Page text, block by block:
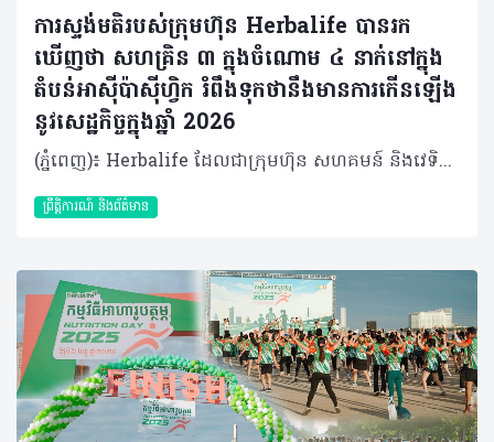
ការស្ទង់មតិរបស់ក្រុមហ៊ុន Herbalife បានរក
ឃើញថា សហគ្រិន ៣ ក្នុងចំណោម ៤ នាក់នៅក្នុង
តំបន់អាស៊ីប៉ាស៊ីហ្វិក រំពឹងទុកថានឹងមានការកើនឡើង
នូវសេដ្ឋកិច្ចក្នុងឆ្នាំ 2026
(ភ្នំពេញ)៖ Herbalife ដែលជាក្រុមហ៊ុន សហគមន៍ និងវេទិកាភ្ជាប់ទំនាក់ទំនង លំដាប់ថ្នាក់ពិភពលោក ផ្នែកសុខភាព និងសុខុមាលភាព បានចេញផ្សាយលទ្ធផលពីការស្ទង់មតិស្តីពីការផ្តល់អំណាចផ្នែកសុខភាព និងសេដ្ឋកិច្ចនៅក្នុងតំបន់អាស៊ីប៉ាស៊ីហ្វិក (APAC) ឆ្នាំ២០២៥ (Asia Pacific Health and Economic Empowerment Survey 2025)។ លទ្ធផលបានបង្ហាញពីសុទិដ្ឋិនិយមផ្នែកសេដ្ឋកិច្ចយ៉ាងខ្លាំងក្នុងចំណោមសហគ្រិន ដោយក្នុងនោះសហគ្រិន ៣ នាក់ក្នុងចំណោម ៤ នាក់ (៧៤%) រំពឹងថាសុខុមាលភាពសេដ្ឋកិច្ចរបស់ពួកគេនឹងប្រសើរឡើងក្នុងរយៈពេល ១២ ខែខាងមុខនេះ បើប្រៀបធៀបទៅនឹងអ្នកដែលមិនមែនជាសហគ្រិនដែលមានត្រឹមតែពាក់កណ្តាល (៤៨%) ប៉ុណ្ណោះ ដែលមានទស្សនៈដូចគ្នានេះ។ ការស្ទង់មតិនេះក៏បានបង្ហាញឱ្យឃើញពីកម្រិតនៃ 'ភាពម្ចាស់ការលើខ្លួនឯង' ទាំងផ្នែកសេដ្ឋកិច្ច និងសុខភាព ក្នុងចំណោមសហគ្រិន ដែលមានអត្រាខ្ពស់ជាងគួរឱ្យកត់សម្គាល់ បើធៀបនឹងអ្នកដែលមិនមែនជាសហគ្រិននៅក្នុងតំបន់។ 'ភាពម្ចាស់ការ' ត្រូវបានកំណត់ថាជាសមត្ថភាពក្នុងការធ្វើការសម្រេចចិត្តដោយផ្អែកលើព័ត៌មានច្បាស់លាស់ ដើម្បីពង្រឹងសុខុមាលភាពរាងកាយ ផ្លូវចិត្ត និងអារម្មណ៍ (ដែលសំដៅទៅលើ ភាពម្ចាស់ការផ្នែកសុខភាព) និងការកែលម្អស្ថានភាពហិរញ្ញវត្ថុរបស់បុគ្គលម្នាក់ៗ (ដែលសំដៅទៅលើ ភាពម្ចាស់ការផ្នែកសេដ្ឋកិច្ច) ដែលកម្រិតទាំងនេះមានខ្ពស់ជាង ១៧ ភាគរយ ក្នុងចំណោមសហគ្រិនដែលបានចូលរួមក្នុងការស្ទង់មតិ។ នេះបញ្ជាក់ឱ្យឃើញថាសហគ្រិនទាំងនោះមានការគ្រប់គ្រងសុខភាព និងសុខុមាលភាពសេដ្ឋកិច្ចរបស់ពួកគេបានល្អ។ លោក Thomas Harms នាយកគ្រប់គ្រងប្រចាំតំបន់អាស៊ីប៉ាស៊ីហ្វិកនៃក្រុមហ៊ុន Herbalife បានមានប្រសាសន៍ថា “ផ្ទុយទៅនឹងជំនឿដ៏ពេញនិយមដែលថាសហគ្រិនភាពគឺពោរពេញទៅដោយស្ត្រេស បើយោងទៅតាមការស្ទង់មតិនេះបង្ហាញថាសហគ្រិន មានភាពសុទិដ្ឋិនិយមផ្នែកសេដ្ឋកិច្ច មានទំនុកចិត្ត និងមានម្ចាស់ការទៅលើហិរញ្ញវត្ថុច្បាស់លាស់។ នៅក្នុងស្ថានភាពសេដ្ឋកិច្ចបច្ចុប្បន្ន មនុស្សជាច្រើនកំពុងស្វែងរកមធ្យោបាយបង្កើតប្រភពចំណូលបន្ថែម។ ក្រុមហ៊ុន Herbalife ប្តេជ្ញាគាំទ្រពួកគេដោយជួយពង្រឹងសុខភាព និងសុខុមាលភាពរបស់ពួកគេ ព្រមទាំងផ្តល់ឱកាសសម្រាប់អ្នកដែលចង់បង្កើតអាជីវកម្មសម្រាប់ខ្លួនឯង ក្នុងនាមជាអ្នកចែកចាយឯករាជ្យ”។ ការស្ទង់មតិនេះត្រូវបានធ្វើឡើងក្នុងខែតុលា ដោយមានអ្នកចូលរួម ៨,៥០៥ នាក់ (ក្នុងនោះមានសហគ្រិន ២,២៤៥ នាក់) មកពី ១១ ប្រទេសក្នុងតំបន់រួមមាន៖ អូស្ត្រាលី ហុងកុង ឥណ្ឌូនេស៊ី ជប៉ុន កូរ៉េ ម៉ាឡេស៊ី ហ្វីលីពីន សិង្ហបុរី តៃវ៉ាន់ ថៃ និងវៀតណាម។ សហគ្រិនបង្ហាញទំនុកចិត្តខ្ពស់លើសុខុមាលភាពសេដ្ឋកិច្ចរបស់ខ្លួន នៅទូទាំងតំបន់ សហគ្រិនមានទំនោរមើលឃើញស្ថានភាពសេដ្ឋកិច្ចរបស់ពួកគេក្នុងផ្លូវវិជ្ជមាន។ ក្នុងនោះមានសហគ្រិន ៤៣% បានវាយតម្លៃស្ថានភាពសេដ្ឋកិច្ចបច្ចុប្បន្នរបស់ពួកគេថាស្ថិតក្នុងកម្រិត "ល្អ" ខណៈដែលអ្នកមិនមែនជាសហគ្រិនមានត្រឹមតែ ២៥% ប៉ុណ្ណោះដែលយល់ឃើញបែបនេះ។ ចំពោះការរំពឹងទុកទៅថ្ងៃមុខវិញ សហគ្រិនរហូតដល់ ៧៤% រំពឹងថាស្ថានភាពសេដ្ឋកិច្ចរបស់ពួកគេនឹងប្រសើរឡើងក្នុងរយៈពេល ១២ ខែខាងមុខ ក្នុងពេលដែលអ្នកមិនមែនជាសហគ្រិនមានចំនួនមិនដល់ពាក់កណ្តាល (៤៨%) ផង ដែលមានទំនុកចិត្តក្នុងកម្រិតដូចគ្នានេះ។ បុគ្គលដែលជាសហគ្រិនក៏បានបង្ហាញសុទិដ្ឋិនិយមផងដែរ ក្នុងការសម្រេចឱ្យបាននូវគោលដៅរបស់ពួកគេ៖ គោលដៅរយៈពេលខ្លី (១២ ខែ)៖ ពាក់កណ្តាលនៃសហគ្រិន (៥០%) មានទំនុកចិត្តថានឹងសម្រេចបានគោលដៅសេដ្ឋកិច្ចរបស់ខ្លួន ដែលចំនួននេះខ្ពស់ជាងអ្នកមិនមែនជាសហគ្រិនរហូតដល់ ២៣ ភាគរយ។ គោលដៅរយៈពេលវែង (៥ ឆ្នាំ)៖ ៥១% នៃសហគ្រិនមានទំនុកចិត្តថានឹងសម្រេចបានគោលដៅក្នុងរយៈពេល ៥ ឆ្នាំខាងមុខ ដែលខ្ពស់ជាងអ្នកដែលមិនមែនជាសហគ្រិនចំនួន ២១ ភាគរយ។ ភាពម្ចាស់ការលើខ្លួនឯង ទាំងផ្នែកសេដ្ឋកិច្ច និងសុខភាពក្នុងចំណោមសហគ្រិនក្នុងតំបន់អាស៊ីប៉ាស៊ីហ្វិក ក្រៅពីភាពជឿជាក់ និងសុទិដ្ឋិនិយមចំពោះស្ថានភាពសេដ្ឋកិច្ចបច្ចុប្បន្ន និងទៅថ្ងៃអនាគត លទ្ធផលក៏បានបង្ហាញផងដែរថា សហគ្រិនក្នុងតំបន់អាស៊ីប៉ាស៊ីហ្វិកមាន "ភាពម្ចាស់ការលើខ្លួនឯង" ទាំងផ្នែកសេដ្ឋកិច្ច និងសុខភាព។ ៦ នាក់ ក្នុងចំណោម ១០ នាក់ ឬស្មើរនឹង ៥៩% នៃសហគ្រិនដែលចូលរួមការអង្កេតនេះបាននិយាយថា ពួកគេយល់ថាខ្លួនមានសមត្ថភាពជាម្ចាស់ការក្នុងការសម្រេចចិត្ត ដើម្បីកែលម្អស្ថិរភាពហិរញ្ញវត្ថុ និងសុខុមាលភាពសេដ្ឋកិច្ចរបស់ខ្លួន ដែលចំនួននេះគឺខ្ពស់ជាង ១៨ ភាគរយ បើធៀបទៅនឹងអ្នកមិនមែនជាសហគ្រិនដែលមានត្រឹម ៣៩%។ ភាពម្ចាស់ការលើផ្នែកសុខភាពក៏មានកម្រិតខ្ពស់ដូចគ្នាដែរក្នុងចំណោមសហគ្រិន ដោយមានរហូតដល់ ៦៥% ដែលយល់ថាខ្លួនមានសមត្ថភាពម្ចាស់ការលើខ្លួនឯង បើធៀបនឹងអ្នកមិនមែនជាសហគ្រិនដែលមានត្រឹមតែ ៤៨%។ ភាពម្ចាស់ការលើខ្លួនឯងនេះហើយ ដែលអាចពន្យល់បានថា ហេតុអ្វីបានជាសហគ្រិនបង្ហាញទំនុកចិត្តខ្ពស់ក្នុងការសម្រេចឱ្យបាននូវគោលដៅសុខភាពរបស់ពួកគេក្នុងរយៈពេល ១២ ខែខាងមុខ។ ច្រើនជាងពាក់កណ្តាល (៥៦%) នៃសហគ្រិន ជឿជាក់ថាពួកគេអាចសម្រេចបាននូវគោលដៅសុខភាពក្នុងរយៈពេល ១២ ខែខាងមុខ ខណៈដែលអ្នកមិនមែនជាសហគ្រិនមានត្រឹមតែ ៣៣% ប៉ុណ្ណោះដែលជឿជាក់បែបនេះ។ ទំនាក់ទំនងរវាងសុខភាព និងសេដ្ឋកិច្ច ការរកឃើញនេះបង្ហាញឱ្យឃើញកាន់តែច្បាស់ពីចំណងទាក់ទងគ្នាយ៉ាងជិតស្និទ្ធនៃភាពជាម្ចាស់ការទៅលើ សុខភាព និង សេដ្ឋកិច្ច។ អ្នកដែលមានសមត្ថភាពពេញលេញក្នុងការពង្រឹងស្ថានភាពហិរញ្ញវត្ថុរបស់ខ្លួន ក៏ច្រើនតែមានទំនុកចិត្តខ្ពស់ក្នុងការថែទាំសុខភាពរបស់ពួកគេដូចគ្នា។ នេះមានន័យថាភាពជឿជាក់លើការគ្រប់គ្រងលុយកាក់ និងភាពជឿជាក់លើការគ្រប់គ្រងសុខភាព គឺតែងតែដើរទន្ទឹមគ្នា។ ដោយសារមានការម្ចាស់ការទៅលើការសម្រេចចិត្ត ការកំណត់គោលដៅ ការបែងចែកពេលវេលា និងធនធាន ព្រមទាំងជម្រើសនៃការរស់នៅ សហគ្រិនជឿជាក់ថាខ្លួនមានសក្ដានុពលដើម្បីធ្វើឱ្យបំណងប្រាថ្នាក្លាយជាការពិត។ ភាពម្ចាស់ការលើខ្លួនឯងនេះហើយដែលជួយបង្កើនទំនុកចិត្ត និងនាំមកនូវលទ្ធផលល្អទាំងផ្នែកសុខភាព និងសេដ្ឋកិច្ច។ វាជាភស្តុតាងបញ្ជាក់ថា នៅពេលដែលយើងចេះគ្រប់គ្រងការសម្រេចចិត្តលើសុខភាព និងសេដ្ឋកិច្ចដោយខ្លួនឯង យើងនឹងអាចផ្លាស់ប្តូរទាំងអនាគត និងជីវិតរស់នៅឱ្យកាន់តែប្រសើរឡើង។ អំពីក្រុមហ៊ុន Herbalife ក្រុមហ៊ុន Herbalife (NYSE: HLF) គឺជាក្រុមហ៊ុនសុខភាព និងសុខុមាលភាពឈានមុខគេ និងជាសហគមន៍ដែលកំពុងផ្លាស់ប្តូរជីវិតរបស់មនុស្សជាមួយនឹងផលិតផលអាហារូបត្ថម្ភដ៏អស្ចារ្យ និងជាឱកាសអាជីវកម្មសម្រាប់សមាជិកឯករាជ្យរបស់ខ្លួនចាប់តាំងពីឆ្នាំ 1980។ ក្រុមហ៊ុនផ្តល់ជូននូវផលិតផលដែលគាំទ្រដោយវិទ្យាសាស្រ្តដល់អ្នកប្រើប្រាស់នៅក្នុងទីផ្សារជាង 90។ តាមរយៈសមាជិកឯករាជ្យដែលផ្តល់ជូននូវការបណ្តុះបណ្តាលមួយទល់មួយ និងផ្តល់ការគាំទ្រសហគមន៍ដោយបំផុសគំនិតឱ្យអតិថិជនប្រកាន់ខ្ជាប់នូវរបៀបរស់នៅដែលមានភាពសកម្ម។
ព្រឹត្តិការណ៍ និងព័ត៌មាន